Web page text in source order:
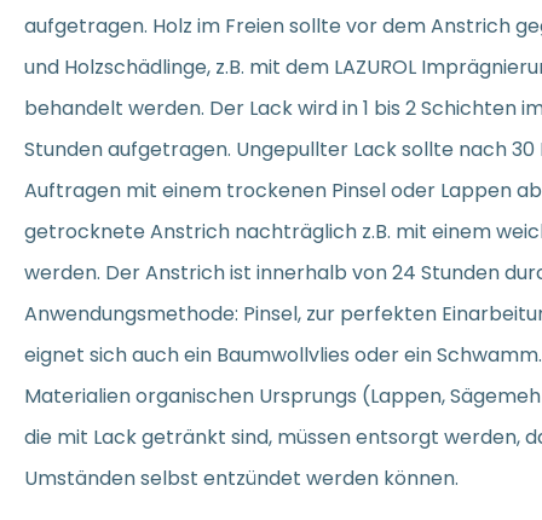
aufgetragen. Holz im Freien sollte vor dem Anstrich
und Holzschädlinge, z.B. mit dem LAZUROL
behandelt werden. Der Lack wirdin 1 bis 2 Schichten
Stunden aufgetragen. Ungepullter Lack sollte nach
Auftragen mit einem trockenen Pinsel oder Lappen
getrocknete Anstrich nachträglich z.B. mit einem
werden. Der Anstrich ist innerhalb von 24 Stunden
Anwendungsmethode: Pinsel, zur perfekten
eignet sich auch ein Baumwollvlies oder ein
Materialien organischen Ursprungs (Lappen,
die mit Lack getränkt sind, müssen entsorgt werden,
Umständen selbst entzündet werden können.